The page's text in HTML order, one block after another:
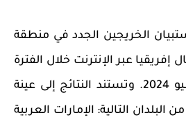
الخريجين الجدد في منطقة
عبر الإنترنت خلال الفترة
من 16 مايو إلى 31 يونيو 2024. وتستند النتائج إلى عينة
التالية: الإمارات العربية